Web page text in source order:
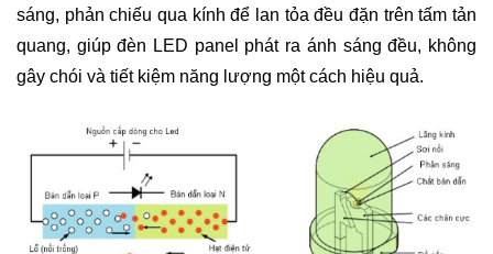
sáng, phản chiếu qua kính để lan tỏa đều đặn trên tấm tản
quang, giúp đèn LED panel phát ra ánh sáng đều, không
gây chói và tiết kiệm năng lượng một cách hiệu quả.